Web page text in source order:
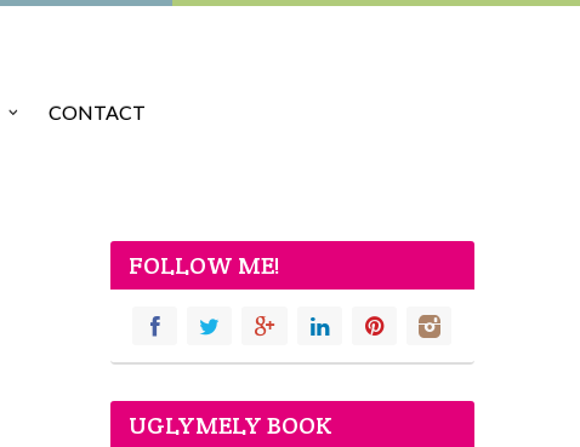
CONTACT
FOLLOW ME!
UGLYMELY BOOK